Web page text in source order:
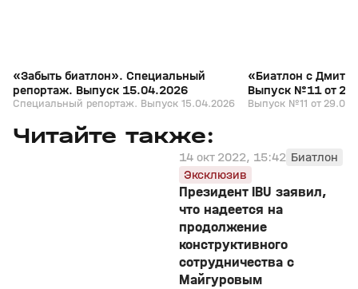
«Забыть биатлон». Специальный
репортаж. Выпуск 15.04.2026
Специальный репортаж. Выпуск 15.04.2026
«Биатлон с
Выпуск №11 от
Выпуск №11 от
Читайте также:
14 окт 2022, 15:42 Биатлон
Эксклюзив
Президент IBU заявил,
что надеется на
продолжение
конструктивного
сотрудничества с
Майгуровым